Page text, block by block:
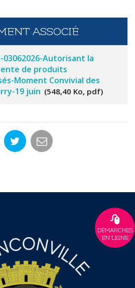
ASSOCIÉ
Autorisant la
de produits
Moment Convivial des
19 juin
548,40 Ko, pdf
DÉMARCHES
EN LIGNE